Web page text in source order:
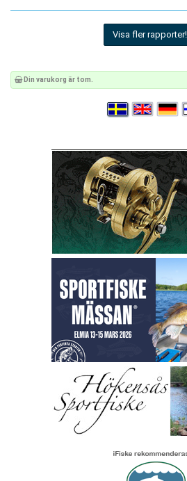
Visa fler rapporter!
Din varukorg är tom.